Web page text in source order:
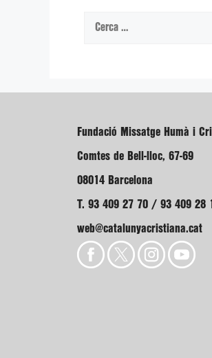
Cerca:
Fundació Missatge Humà i
Comtes de Bell-lloc, 67-69
08014 Barcelona
T. 93 409 27 70 / 93 409 28
web@catalunyacristiana.cat